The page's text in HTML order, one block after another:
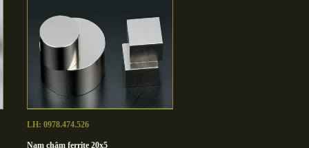
LH: 0978.474.526
Nam châm ferrite 20x5